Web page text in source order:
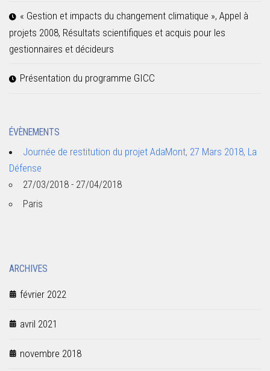
« Gestion et impacts du changement climatique », Appel à
projets 2008, Résultats scientifiques et acquis pour les
gestionnaires et décideurs
Présentation du programme GICC
ÉVÈNEMENTS
Journée de restitution du projet AdaMont, 27 Mars 2018, La
Défense
27/03/2018 - 27/04/2018
Paris
ARCHIVES
février 2022
avril 2021
novembre 2018